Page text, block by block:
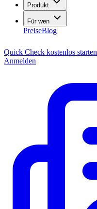
Produkt
Für wen
PreiseBlog
Quick Check kostenlos starten
Anmelden